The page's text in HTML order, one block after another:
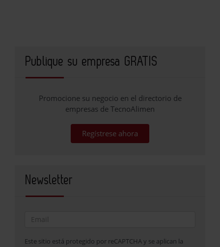
Publique su empresa GRATIS
Promocione su negocio en el directorio de
empresas de TecnoAlimen
Regístrese ahora
Newsletter
Este sitio está protegido por reCAPTCHA y se aplican la